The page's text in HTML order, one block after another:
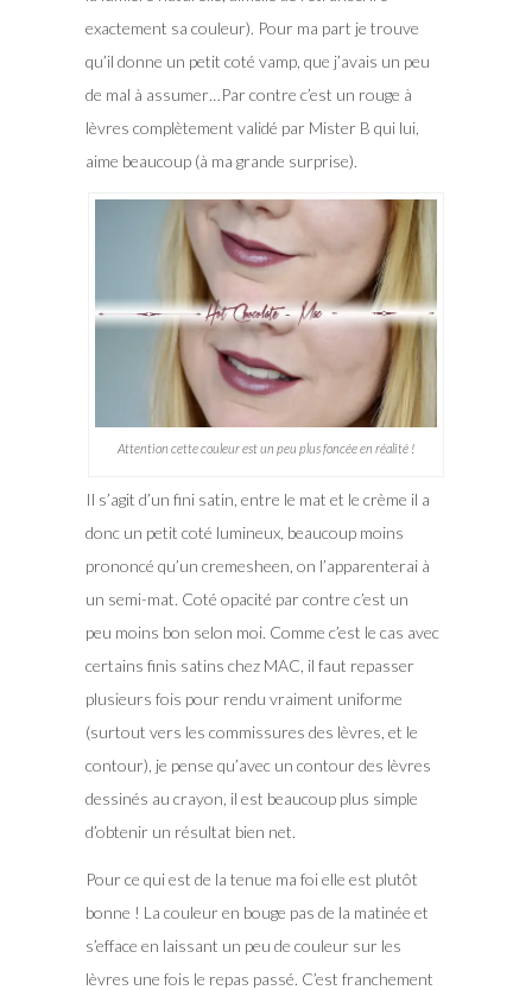
exactement sa couleur). Pour ma part je trouve
qu’il donne un petit coté vamp, que j’avais un peu
de mal à assumer…Par contre c’est un rouge à
lèvres complètement validé par Mister B qui lui,
aime beaucoup (à ma grande surprise).
Attention cette couleur est un peu plus foncée en réalité !
Il s’agit d’un fini satin, entre le mat et le crème il a
donc un petit coté lumineux, beaucoup moins
prononcé qu’un cremesheen, on l’apparenterai à
un semi-mat. Coté opacité par contre c’est un
peu moins bon selon moi. Comme c’est le cas avec
certains finis satins chez MAC, il faut repasser
plusieurs fois pour rendu vraiment uniforme
(surtout vers les commissures des lèvres, et le
contour), je pense qu’avec un contour des lèvres
dessinés au crayon, il est beaucoup plus simple
d’obtenir un résultat bien net.
Pour ce qui est de la tenue ma foi elle est plutôt
bonne ! La couleur en bouge pas de la matinée et
s’efface en laissant un peu de couleur sur les
lèvres une fois le repas passé. C’est franchement